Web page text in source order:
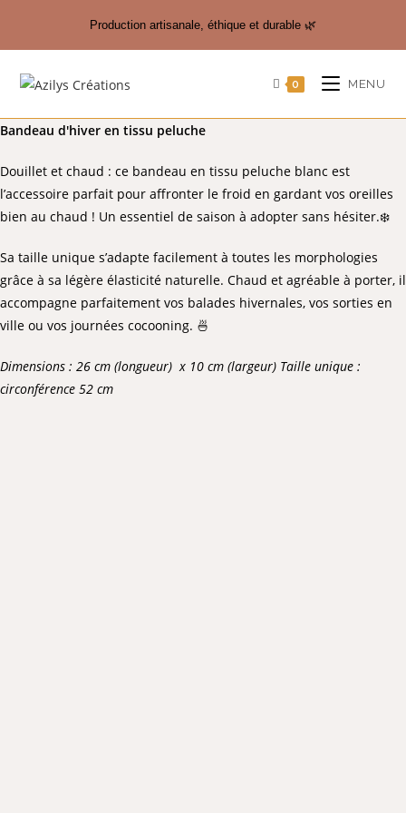
Production artisanale, éthique et durable 🌿
0 MENU
Bandeau d'hiver en tissu peluche
Douillet et chaud : ce bandeau en tissu peluche blanc est
l’accessoire parfait pour affronter le froid en gardant vos oreilles
bien au chaud ! Un essentiel de saison à adopter sans hésiter.❄️
Sa taille unique s’adapte facilement à toutes les morphologies
grâce à sa légère élasticité naturelle. Chaud et agréable à porter, il
accompagne parfaitement vos balades hivernales, vos sorties en
ville ou vos journées cocooning. 🍜
Dimensions : 26 cm (longueur) x 10 cm (largeur) Taille unique :
circonférence 52 cm